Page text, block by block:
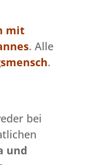
mit
. Alle
.
bei
und